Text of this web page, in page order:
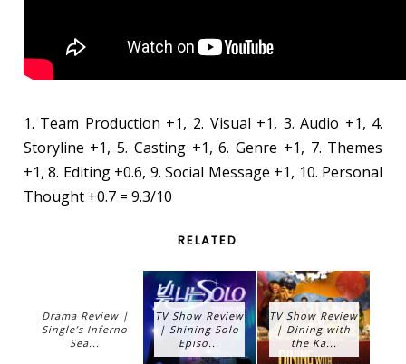
1. Team Production +1, 2. Visual +1, 3. Audio +1, 4.
Storyline +1, 5. Casting +1, 6. Genre +1, 7. Themes
+1, 8. Editing +0.6, 9. Social Message +1, 10. Personal
Thought +0.7 = 9.3/10
RELATED
Drama Review |
Single’s Inferno
Sea...
TV Show Review
| Shining Solo
Episo...
TV Show Review
| Dining with
the Ka...